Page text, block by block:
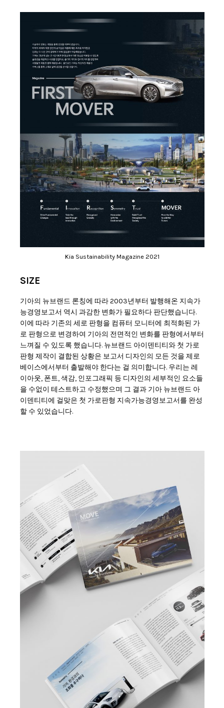
Kia Sustainability Magazine 2021
SIZE
기아의 뉴브랜드 론칭에 따라 2003년부터 발행해온 지속가
능경영보고서 역시 과감한 변화가 필요하다 판단했습니다.
이에 따라 기존의 세로 판형을 컴퓨터 모니터에 최적화된 가
로 판형으로 변경하여 기아의 전면적인 변화를 판형에서부터
느껴질 수 있도록 했습니다. 뉴브랜드 아이덴티티와 첫 가로
판형 제작이 결합된 상황은 보고서 디자인의 모든 것을 제로
베이스에서부터 출발해야 한다는 걸 의미합니다. 우리는 레
이아웃, 폰트, 색감, 인포그래픽 등 디자인의 세부적인 요소들
을 수없이 테스트하고 수정했으며 그 결과 기아 뉴브랜드 아
이덴티티에 걸맞은 첫 가로판형 지속가능경영보고서를 완성
할 수 있었습니다.